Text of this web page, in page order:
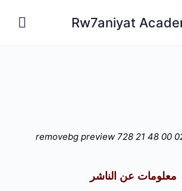
Rw7aniyat
معلومات عن الناشر